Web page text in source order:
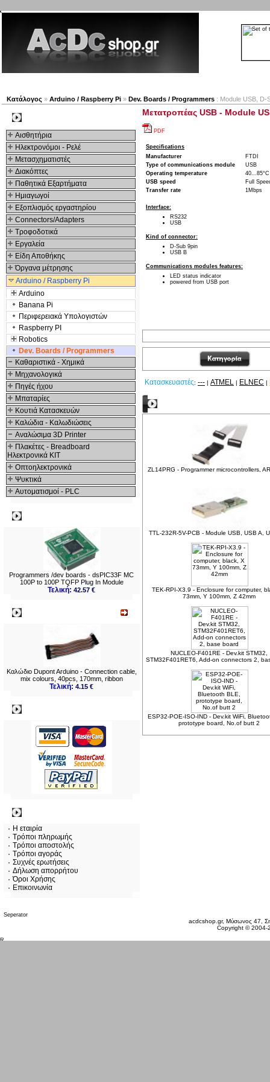
Κατάλογος » Arduino / Raspberry Pi » Dev. Boards / Programmers : Module USB, D-
Αισθητήρια
Ηλεκτρονόμοι - Ρελέ
Μετασχηματιστές
Διακόπτες
Παθητικά Εξαρτήματα
Hμιαγωγοί
Εξοπλισμός εργαστηρίου
Connectors/Adapters
Τροφοδοτικά
Εργαλεία
Είδη Αποθήκης
Όργανα μέτρησης
Arduino / Raspberry Pi
Arduino
Banana Pi
Περιφερειακά Υπολογιστών
Raspberry PI
Robotics
Dev. Boards / Programmers
Καθαριστικά - Χημικά
Μηχανολογικά
Πηγές ήχου
Μπαταρίες
Κουτιά Κατασκευών
Καλώδια - Καλωδιώσεις
Αναλώσιμα 3D Printer
Πλακέτες - Breadboard
Ηλεκτρονικά ΚΙΤ
Οπτοηλεκτρονικά
Ψυκτικά
Αυτοματισμοί - PLC
Programmers /dev boards - dsPIC33F MC
100P to 100P TQFP Plug In Module
Τελική:42.57 €
Καλώδιo Dupont Arduino - Connection cable,
mix colours, 40pcs, 170mm, ribbon
Τελική:4.15 €
Η εταιρία
Τρόποι πληρωμής
Τρόποι αποστολής
Τρόποι αγοράς
Συχνές ερωτήσεις
Δήλωση απορρήτου
Όροι Χρήσης
Επικοινωνία
Μετατροπέας USB - Module
PDF
Specifications
Manufacturer
FTDI
Type of communications module
USB
Operating temperature
40...85°C
USB speed
Full
Transfer rate
1Mbps
Interface:
RS232
USB
Kind of connector:
D-Sub 9pin
USB B
Communications modules features:
LED status indicator
powered from USB port
Κατασκευαστές: --- | ATMEL | ELNEC |
ZL14PRG - Programmer microcontrollers,
TTL-232R-5V-PCB - Module USB, USB A,
TEK-RPI-X3.9 - Enclosure for computer,
73mm, Y 100mm, Z 42mm
NUCLEO-F401RE - Dev.kit STM32,
STM32F401RET6, Add-on connectors 2,
ESP32-POE-ISO-IND - Dev.kit WiFi,
prototype board, No.of butt 2
acdcshop.gr, Μύσωνος 47,
Copyright ©